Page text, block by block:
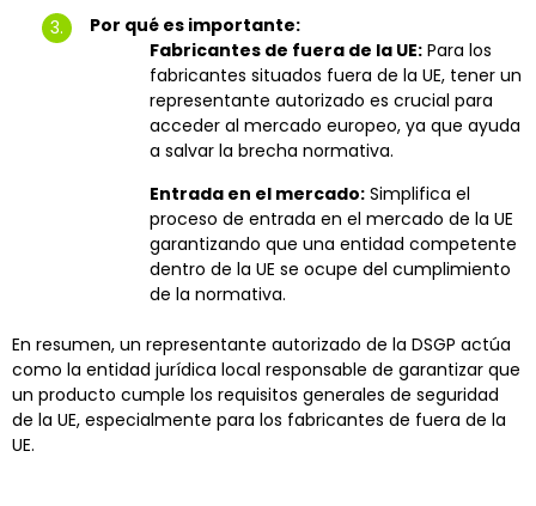
Por qué es importante:
Fabricantes de fuera de la UE: Para los
fabricantes situados fuera de la UE, tener un
representante autorizado es crucial para
acceder al mercado europeo, ya que ayuda
a salvar la brecha normativa.
Entrada en el mercado: Simplifica el
proceso de entrada en el mercado de la UE
garantizando que una entidad competente
dentro de la UE se ocupe del cumplimiento
de la normativa.
En resumen, un representante autorizado de la DSGP actúa
como la entidad jurídica local responsable de garantizar que
un producto cumple los requisitos generales de seguridad
de la UE, especialmente para los fabricantes de fuera de la
UE.